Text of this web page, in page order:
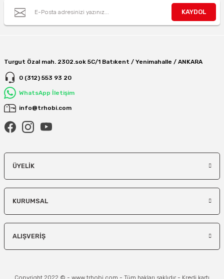
KAYDOL
Turgut Özal mah. 2302.sok 5C/1 Batıkent / Yenimahalle / ANKARA
0 (312) 553 93 20
WhatsApp İletişim
info@trhobi.com
ÜYELIK
KURUMSAL
ALIŞVERIŞ
Copyright 2022 © - www.trhobi.com - Tüm hakları saklıdır - Kredi kartı